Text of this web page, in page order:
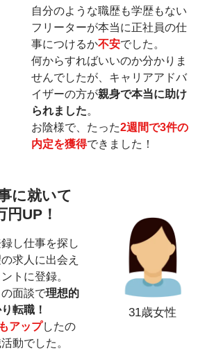
自分のような職歴も学歴もない
フリーターが本当に正社員の仕
事につけるか不安でした。
何からすればいいのか分かりま
せんでしたが、キャリアアドバ
イザーの方が親身で本当に助け
られました。
お陰様で、たった2週間で3件の
内定を獲得できました！
に就いて
UP！
し仕事を探し
求人に出会え
トに登録。
面談で理想的
転職！
アップしたの
動でした。
31歳女性